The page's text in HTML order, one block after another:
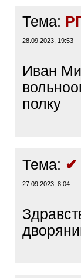
Тема:
28.09.2023, 19:53
Иван
полку
Тема: ✔
27.09.2023, 8:04